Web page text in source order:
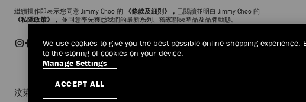
繼續操作即表示您同意 Jimmy Choo 的 《條款及細則》， 已閱讀並明白 Jimmy Choo 的
《私隱政策》， 並同意率先獲悉我們的最新系列、獨家聯乘產品及品牌動態。
汶萊
We use cookies to give you the best possible online shopping
to the storing of cookies on your device.
Manage Settings
ACCEPT ALL